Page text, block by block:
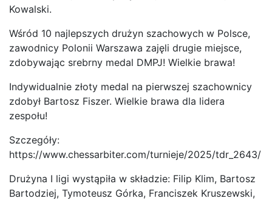
Kowalski.
Wśród 10 najlepszych drużyn szachowych w Polsce,
zawodnicy Polonii Warszawa zajęli drugie miejsce,
zdobywając srebrny medal DMPJ! Wielkie brawa!
Indywidualnie złoty medal na pierwszej szachownicy
zdobył Bartosz Fiszer. Wielkie brawa dla lidera
zespołu!
Szczegóły:
https://www.chessarbiter.com/turnieje/2025/tdr_2643/
Drużyna I ligi wystąpiła w składzie: Filip Klim, Bartosz
Bartodziej, Tymoteusz Górka, Franciszek Kruszewski,